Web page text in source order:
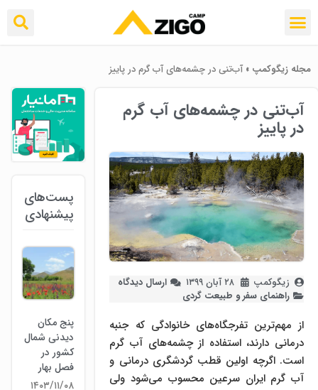
مجله زیگوکمپ »آب‌تنی در چشمه‌های آب گرم در پاییز
آب‌تنی در چشمه‌های آب گرم
در پاییز
زیگوکمپ ۲۸ آبان ۱۳۹۹
ارسال دیدگاه
راهنمای سفر و طبیعت گردی
از مهم‌ترین تفرجگاه‌های خانوادگی که جنبه
درمانی دارند، استفاده از چشمه‌های آب گرم
است. اگرچه اولین قطب گردشگری درمانی و
آب گرم ایران سرعین محسوب می‌شود ولی
پست‌های
پیشنهادی
پنج مکان
دیدنی شمال
کشور در
فصل بهار
۱۴۰۳/۱۱/۰۸